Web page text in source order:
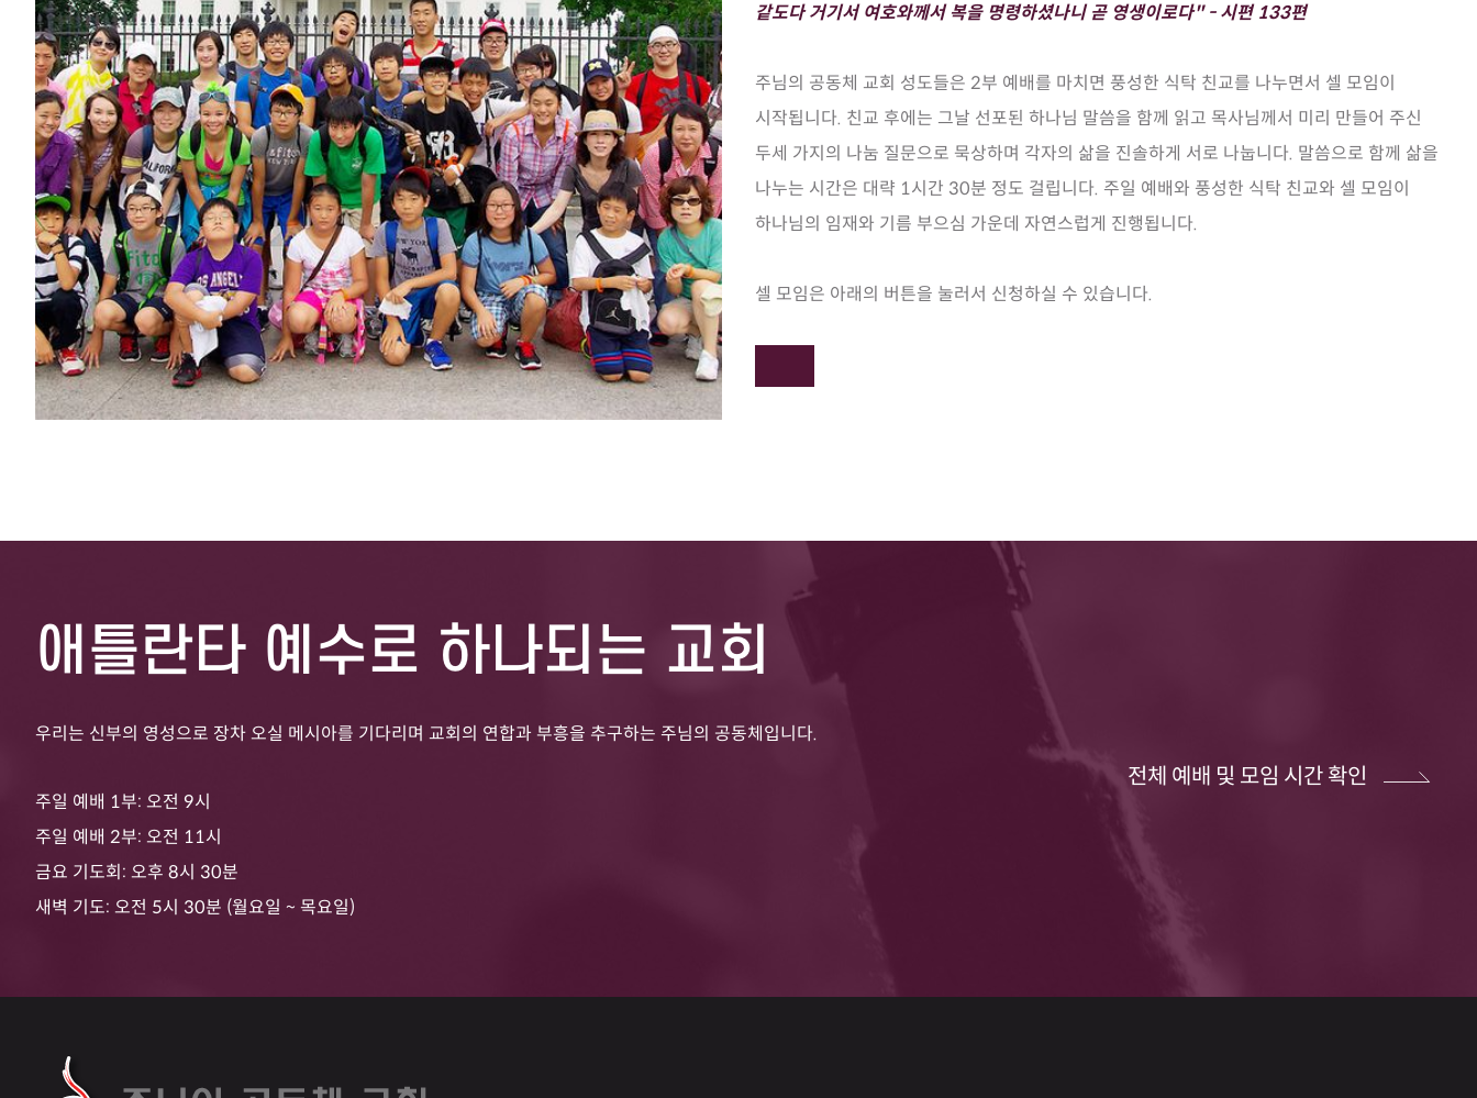
같도다 거기서 여호와께서 복을 명령하셨나니 곧 영생이로다" - 시편 133편
주님의 공동체 교회 성도들은 2부 예배를 마치면 풍성한 식탁 친교를 나누면서 셀 모임이
시작됩니다. 친교 후에는 그날 선포된 하나님 말씀을 함께 읽고 목사님께서 미리 만들어 주신
두세 가지의 나눔 질문으로 묵상하며 각자의 삶을 진솔하게 서로 나눕니다. 말씀으로 함께 삶을
나누는 시간은 대략 1시간 30분 정도 걸립니다. 주일 예배와 풍성한 식탁 친교와 셀 모임이
하나님의 임재와 기름 부으심 가운데 자연스럽게 진행됩니다.
셀 모임은 아래의 버튼을 눌러서 신청하실 수 있습니다.
애틀란타 예수로 하나되는 교회
우리는 신부의 영성으로 장차 오실 메시아를 기다리며 교회의 연합과 부흥을 추구하는 주님의 공동체입니다.
주일 예배 1부: 오전 9시
주일 예배 2부: 오전 11시
금요 기도회: 오후 8시 30분
새벽 기도: 오전 5시 30분 (월요일 ~ 목요일)
전체 예배 및 모임 시간 확인